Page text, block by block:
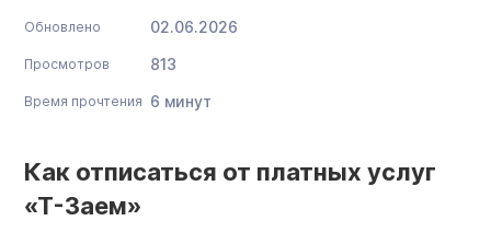
Обновлено 02.06.2026
Просмотров 813
Время прочтения 6 минут
Как отписаться от платных услуг
«Т-Заем»